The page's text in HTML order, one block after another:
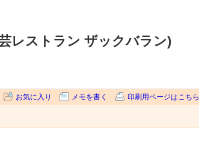
レストラン ザックバラン)
お気に入り メモを書く 印刷用ページはこちら